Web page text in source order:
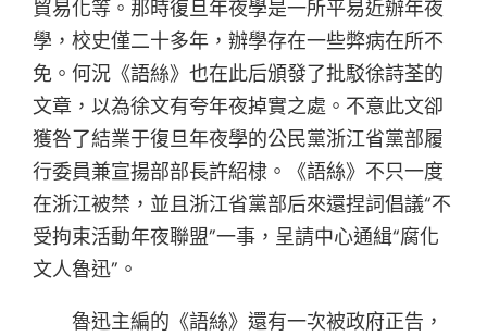
貿易化等。那時復旦年夜學是一所平易近辦年夜
學，校史僅二十多年，辦學存在一些弊病在所不
免。何況《語絲》也在此后頒發了批駁徐詩荃的
文章，以為徐文有夸年夜掉實之處。不意此文卻
獲咎了結業于復旦年夜學的公民黨浙江省黨部履
行委員兼宣揚部部長許紹棣。《語絲》不只一度
在浙江被禁，並且浙江省黨部后來還捏詞倡議“不
受拘束活動年夜聯盟”一事，呈請中心通緝“腐化
文人魯迅”。
魯迅主編的《語絲》還有一次被政府正告，